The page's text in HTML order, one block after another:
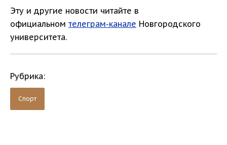
Эту и другие новости читайте в
официальном телеграм-канале Новгородского
университета.
Рубрика:
Спорт